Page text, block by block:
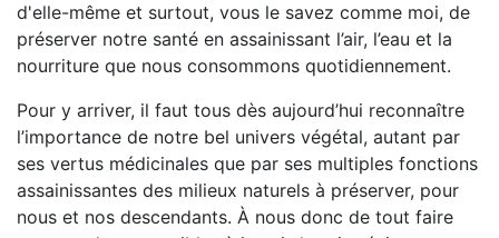
d'elle-même et surtout, vous le savez comme moi, de
préserver notre santé en assainissant l’air, l’eau et la
nourriture que nous consommons quotidiennement.
Pour y arriver, il faut tous dès aujourd’hui reconnaître
l’importance de notre bel univers végétal, autant par
ses vertus médicinales que par ses multiples fonctions
assainissantes des milieux naturels à préserver, pour
nous et nos descendants. À nous donc de tout faire